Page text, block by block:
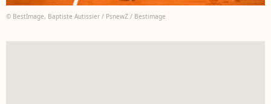
© BestImage, Baptiste Autissier / PsnewZ / Bestimage